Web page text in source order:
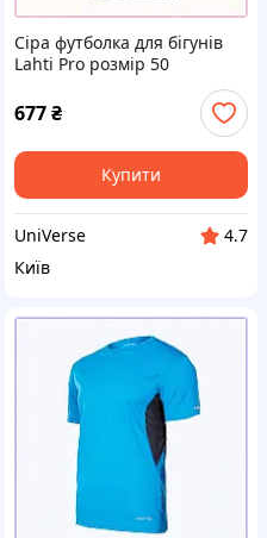
Сіра футболка для бігунів
Lahti Pro розмір 50
677₴
Купити
UniVerse
4.7
Київ